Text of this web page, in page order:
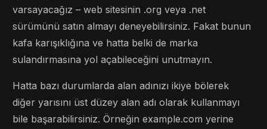
varsayacağız – web sitesinin .org veya .net
sürümünü satın almayı deneyebilirsiniz. Fakat bunun
kafa karışıklığına ve hatta belki de marka
sulandırmasına yol açabileceğini unutmayın.
Hatta bazı durumlarda alan adınızı ikiye bölerek
diğer yarısını üst düzey alan adı olarak kullanmayı
bile başarabilirsiniz. Örneğin example.com yerine